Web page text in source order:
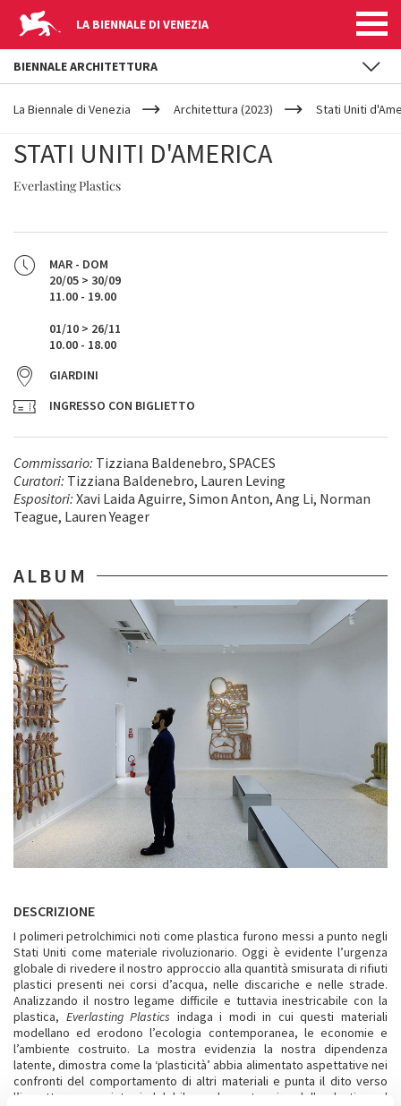
LA BIENNALE DI VENEZIA
YOUR
ARE
La Biennale di Venezia Architettura (2023) Stati Uniti
STATI UNITI D'AMERICA
Everlasting Plastics
MAR - DOM
20/05 > 30/09
11.00 - 19.00
01/10 > 26/11
10.00 - 18.00
GIARDINI
INGRESSO CON BIGLIETTO
Commissario: Tizziana Baldenebro, SPACES
Curatori: Tizziana Baldenebro, Lauren Leving
Espositori: Xavi Laida Aguirre, Simon Anton, Ang Li, Norman
Teague, Lauren Yeager
ALBUM
DESCRIZIONE
I polimeri petrolchimici noti come plastica furono messi a punto negli
Stati Uniti come materiale rivoluzionario. Oggi è evidente l’urgenza
globale di rivedere il nostro approccio alla quantità smisurata di rifiuti
plastici presenti nei corsi d’acqua, nelle discariche e nelle strade.
Analizzando il nostro legame difficile e tuttavia inestricabile con la
plastica, Everlasting Plastics indaga i modi in cui questi materiali
modellano ed erodono l’ecologia contemporanea, le economie e
l’ambiente costruito. La mostra evidenzia la nostra dipendenza
latente, dimostra come la ‘plasticità’ abbia alimentato aspettative nei
confronti del comportamento di altri materiali e punta il dito verso
l’impatto sconosciuto, indelebile e a lungo termine della plastica sul
BIENNALE ARCHITETTURA